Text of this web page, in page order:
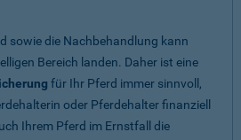
sowie die Nachbehandlung kann
Bereich landen. Daher ist eine
für Ihr Pferd immer sinnvoll,
oder Pferdehalter finanziell
Ihrem Pferd im Ernstfall die